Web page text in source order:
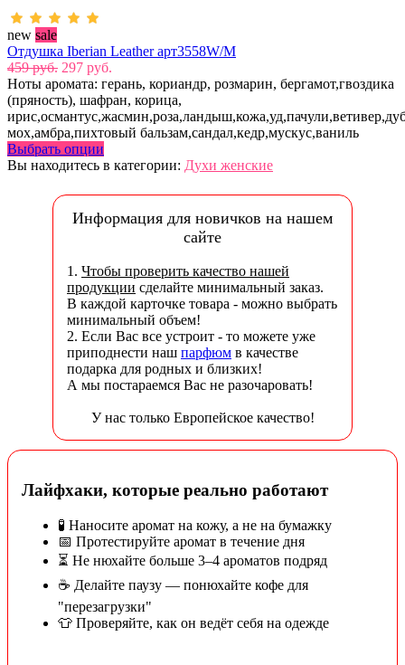
new sale
Отдушка Iberian Leather арт3558W/M
459 руб. 297 руб.
Ноты аромата: герань, кориандр, розмарин, бергамот,гвоздика
(пряность), шафран, корица,
мох,амбра,пихтовый бальзам,сандал,кедр,мускус,ваниль
Выбрать опции
Вы находитесь в категории: Духи женские
Информация для новичков на нашем
сайте
1. Чтобы проверить качество нашей
продукции сделайте минимальный заказ.
В каждой карточке товара - можно выбрать
минимальный объем!
2. Если Вас все устроит - то можете уже
приподнести наш парфюм в качестве
подарка для родных и близких!
А мы постараемся Вас не разочаровать!
У нас только Европейское качество!
Лайфхаки, которые реально работают
🧪 Наносите аромат на кожу, а не на бумажку
📅 Протестируйте аромат в течение дня
⏳ Не нюхайте больше 3–4 ароматов подряд
☕ Делайте паузу — понюхайте кофе для
"перезагрузки"
👕 Проверяйте, как он ведёт себя на одежде